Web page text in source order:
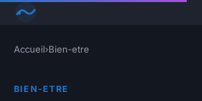
Accueil›Bien-etre
BIEN-ETRE